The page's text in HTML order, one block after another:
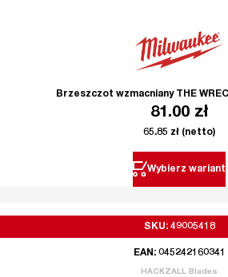
Brzeszczot wzmacniany THE
81.00 zł
65.85 zł (netto)
Wybierz wariant
SKU: 49005418
EAN: 045242160341
HACKZALL Blades